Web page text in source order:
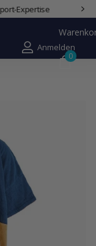
Expertise
Anmelden
0